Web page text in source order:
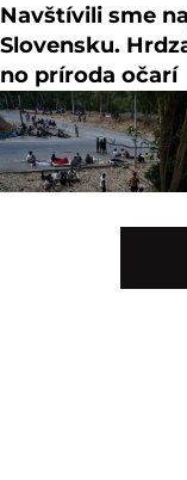
Navštívili sme
Slovensku.
no príroda očarí